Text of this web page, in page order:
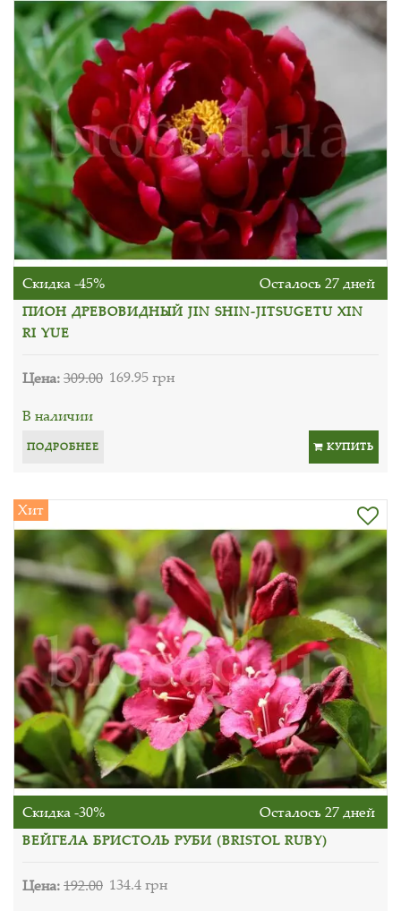
Скидка -45% Осталось 27 дней
ПИОН ДРЕВОВИДНЫЙ JIN SHIN-JITSUGETU XIN
RI YUE
Цена:309.00 169.95 грн
В наличии
ПОДРОБНЕЕ КУПИТЬ
Хит
Скидка -30% Осталось 27 дней
ВЕЙГЕЛА БРИСТОЛЬ РУБИ (BRISTOL RUBY)
Цена:192.00 134.4 грн